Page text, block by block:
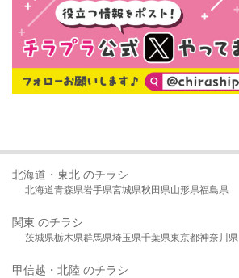
北海道・東北 のチラシ
北海道青森県岩手県宮城県秋田県山形県福島県
関東 のチラシ
茨城県栃木県群馬県埼玉県千葉県東京都神奈川県
甲信越・北陸 のチラシ